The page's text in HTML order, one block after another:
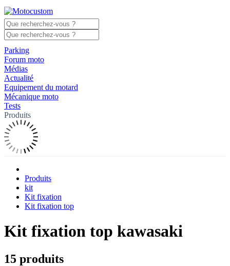
Parking
Forum moto
Médias
Actualité
Equipement du motard
Mécanique moto
Tests
Produits
Produits
kit
Kit fixation
Kit fixation top
Kit fixation top kawasaki
15 produits